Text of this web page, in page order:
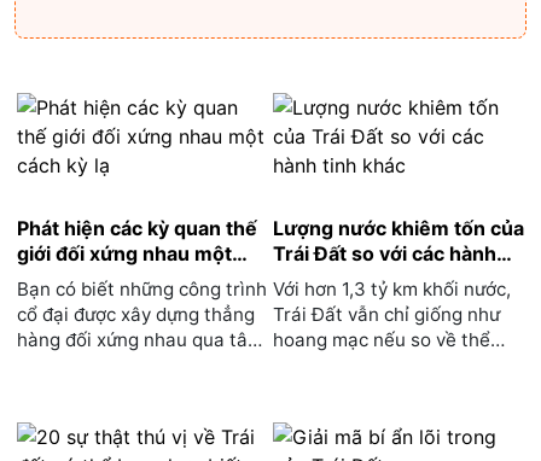
Phát hiện các kỳ quan thế
giới đối xứng nhau một
cách kỳ lạ
Bạn có biết những công trình
cổ đại được xây dựng thẳng
hàng đối xứng nhau qua tâm
Lượng nước khiêm tốn của
Trái Đất so với các hành
tinh khác
Với hơn 1,3 tỷ km khối nước,
Trái Đất vẫn chỉ giống như
hoang mạc nếu so về thể